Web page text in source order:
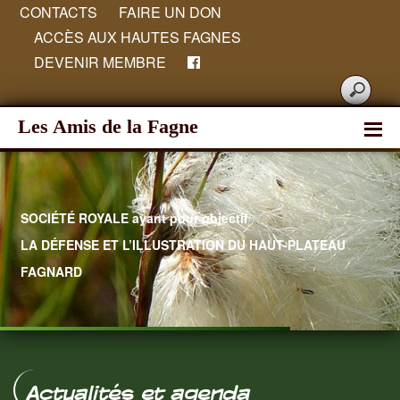
CONTACTS
FAIRE UN DON
ACCÈS AUX HAUTES FAGNES
DEVENIR MEMBRE
Les Amis de la Fagne
SOCIÉTÉ ROYALE ayant pour objectif
LA DÉFENSE ET L’ILLUSTRATION DU HAUT-PLATEAU
FAGNARD
Actualités et agenda